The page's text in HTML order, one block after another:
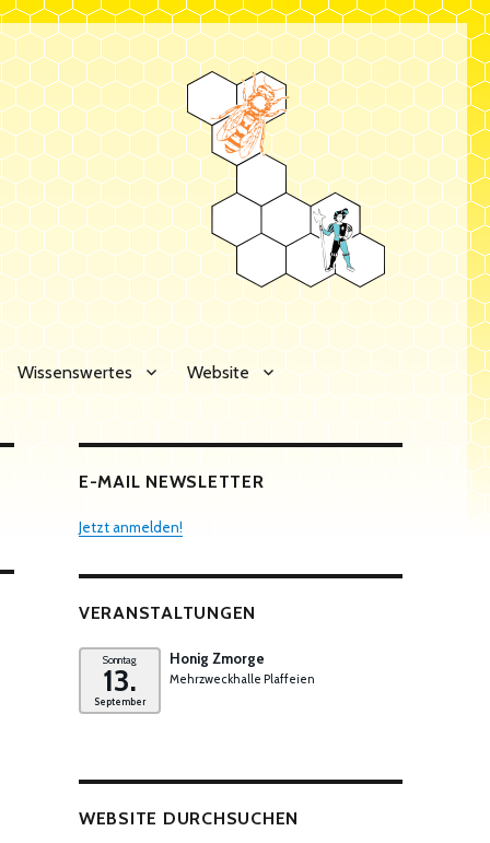
Wissenswertes Website
E-MAIL NEWSLETTER
Jetzt anmelden!
VERANSTALTUNGEN
Sonntag
13.
September
Honig Zmorge
Mehrzweckhalle Plaffeien
WEBSITE DURCHSUCHEN